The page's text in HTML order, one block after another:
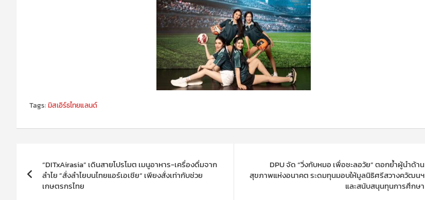
Tags:มิสเอิร์ธไทยแลนด์
เรื่อง“DITxAirasia” เดินสายโปรโมต เมนูอาหาร-เครื่องดื่มจาก
ลำไย ”สั่งลำไยบนไทยแอร์เอเชีย“ เพียงสั่งเท่ากับช่วย
เกษตรกรไทย
DPU จัด “วิ่งกับหมอ เพื่อชะลอวัย” ตอกย้ำผู้นำด้าน
สุขภาพแห่งอนาคต ระดมทุนมอบให้มูลนิธิศรีสวางควัฒนฯ
และสนับสนุนทุนการศึกษา